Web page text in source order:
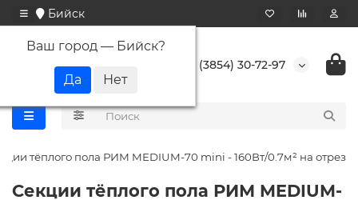
Бийск
Ваш город — Бийск?
+7 (3854) 30-72-97
тёплого пола РИМ MEDIUM-70 mini - 160Вт/0.7м² на отрез
Секции тёплого пола РИМ MEDIUM-